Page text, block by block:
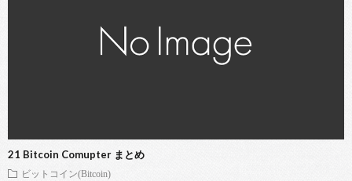
21 Bitcoin Comupter まとめ
ビットコイン(Bitcoin)